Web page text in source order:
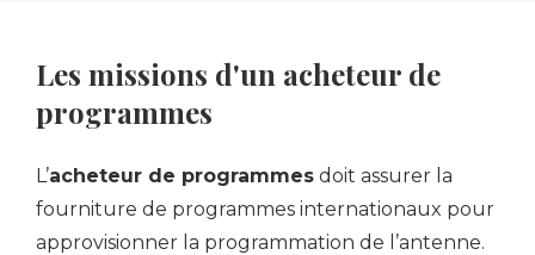
Les missions d'un acheteur de
programmes
L’acheteur de programmes doit assurer la
fourniture de programmes internationaux pour
approvisionner la programmation de l’antenne.